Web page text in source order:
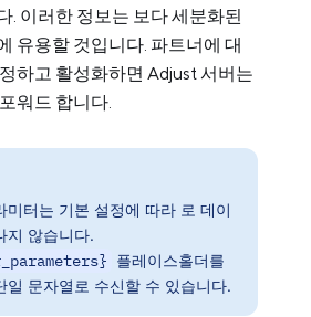
. 이러한 정보는 보다 세분화된
유용할 것입니다. 파트너에 대
하고 활성화하면 Adjust 서버는
워드 합니다.
미터는 기본 설정에 따라 로 데이
지 않습니다.
플레이스홀더를
일 문자열로 수신할 수 있습니다.